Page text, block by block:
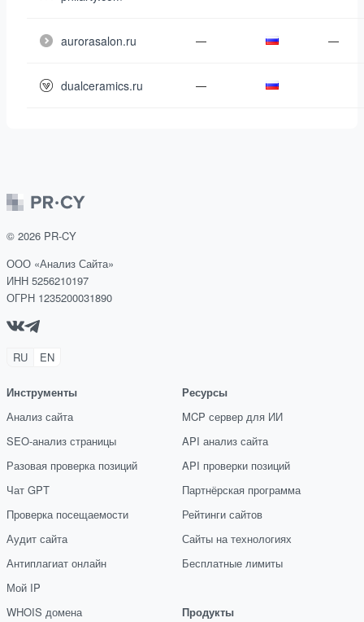
aurorasalon.ru — —
dualceramics.ru —
© 2026 PR-CY
ООО «Анализ Сайта»
ИНН 5256210197
ОГРН 1235200031890
RU EN
Инструменты
Анализ сайта
SEO-анализ страницы
Разовая проверка позиций
Чат GPT
Проверка посещаемости
Аудит сайта
Антиплагиат онлайн
Мой IP
WHOIS домена
Ресурсы
MCP сервер для ИИ
API анализ сайта
API проверки позиций
Партнёрская программа
Рейтинги сайтов
Сайты на технологиях
Бесплатные лимиты
Продукты